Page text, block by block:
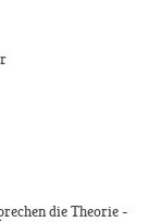
die Theorie -